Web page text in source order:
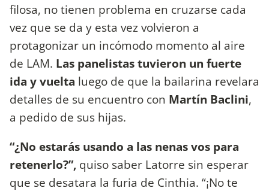
filosa, no tienen problema en cruzarse cada
vez que se da y esta vez volvieron a
protagonizar un incómodo momento al aire
de LAM. Las panelistas tuvieron un fuerte
ida y vuelta luego de que la bailarina revelara
detalles de su encuentro con Martín Baclini,
a pedido de sus hijas.
“¿No estarás usando a las nenas vos para
retenerlo?”, quiso saber Latorre sin esperar
que se desatara la furia de Cinthia. “¡No te